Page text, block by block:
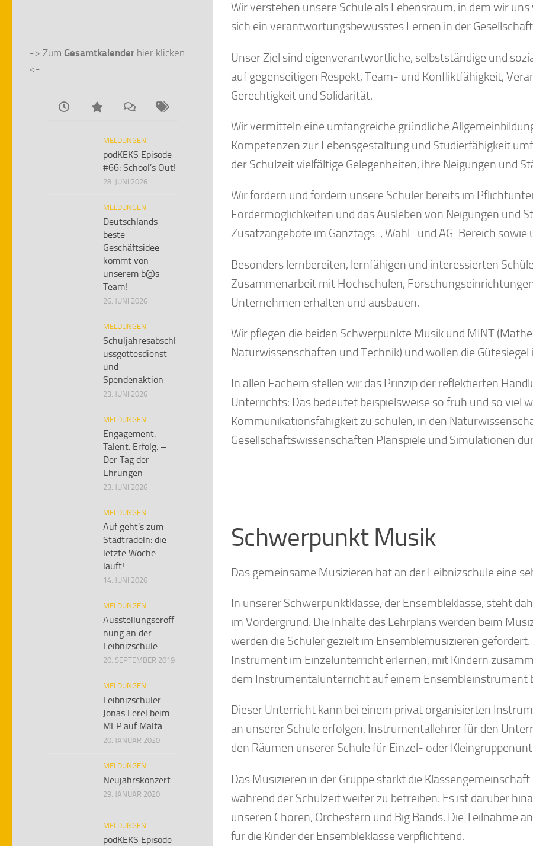
Wir verstehen unsere Schule als Lebensraum, in dem wir
sich ein verantwortungsbewusstes Lernen in der
Unser Ziel sind eigenverantwortliche, selbstständige und
auf gegenseitigen Respekt, Team- und Konfliktfähigkeit,
Gerechtigkeit und Solidarität.
Wir vermitteln eine umfangreiche gründliche
Kompetenzen zur Lebensgestaltung und Studierfähigkeit
der Schulzeit vielfältige Gelegenheiten, ihre Neigungen und
Wir fordern und fördern unsere Schüler bereits im
Fördermöglichkeiten und das Ausleben von Neigungen und
Zusatzangebote im Ganztags-, Wahl- und AG-Bereich
Besonders lernbereiten, lernfähigen und interessierten
Zusammenarbeit mit Hochschulen,
Unternehmen erhalten und ausbauen.
Wir pflegen die beiden Schwerpunkte Musik und MINT
Naturwissenschaften und Technik) und wollen die
In allen Fächern stellen wir das Prinzip der reflektierten
Unterrichts: Das bedeutet beispielsweise so früh und so viel
Kommunikationsfähigkeit zu schulen, in den
Gesellschaftswissenschaften Planspiele und Simulationen
Schwerpunkt Musik
Das gemeinsame Musizieren hat an der Leibnizschule eine
In unserer Schwerpunktklasse, der Ensembleklasse, steht
im Vordergrund. Die Inhalte des Lehrplans werden beim
werden die Schüler gezielt im Ensemblemusizieren
Instrument im Einzelunterricht erlernen, mit Kindern
dem Instrumentalunterricht auf einem Ensembleinstrument
Dieser Unterricht kann bei einem privat organisierten
an unserer Schule erfolgen. Instrumentallehrer für den
den Räumen unserer Schule für Einzel- oder
Das Musizieren in der Gruppe stärkt die
während der Schulzeit weiter zu betreiben. Es ist darüber
unseren Chören, Orchestern und Big Bands. Die Teilnahme
für die Kinder der Ensembleklasse verpflichtend.
-> Zum Gesamtkalender hier klicken
<-
MELDUNGEN
podKEKS Episode
#66: School’s Out!
28. JUNI 2026
MELDUNGEN
Deutschlands
beste
Geschäftsidee
kommt von
unserem b@s-
Team!
26. JUNI 2026
MELDUNGEN
Schuljahresabschl
ussgottesdienst
und
Spendenaktion
23. JUNI 2026
MELDUNGEN
Engagement.
Talent. Erfolg. –
Der Tag der
Ehrungen
23. JUNI 2026
MELDUNGEN
Auf geht’s zum
Stadtradeln: die
letzte Woche
läuft!
14. JUNI 2026
MELDUNGEN
Ausstellungseröff
nung an der
Leibnizschule
20. SEPTEMBER 2019
MELDUNGEN
Leibnizschüler
Jonas Ferel beim
MEP auf Malta
20. JANUAR 2020
MELDUNGEN
Neujahrskonzert
29. JANUAR 2020
MELDUNGEN
podKEKS Episode